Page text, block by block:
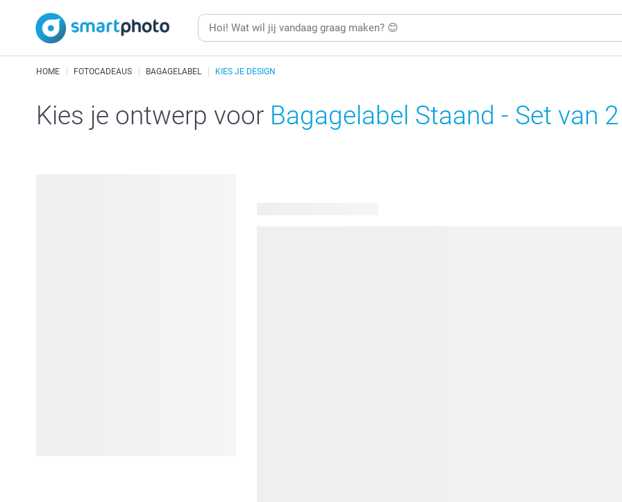
HOME FOTOCADEAUS BAGAGELABEL KIES JE DESIGN
Kies je ontwerp voor Bagagelabel Staand - Set van 2